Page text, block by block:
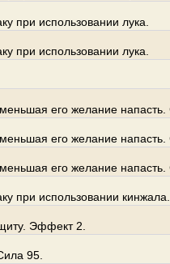
при использовании лука.
при использовании лука.
его желание
его желание
его желание
при использовании кинжала.
Эффект 2.
95.